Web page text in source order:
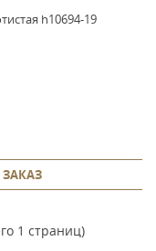
h10694-19
1 страниц)